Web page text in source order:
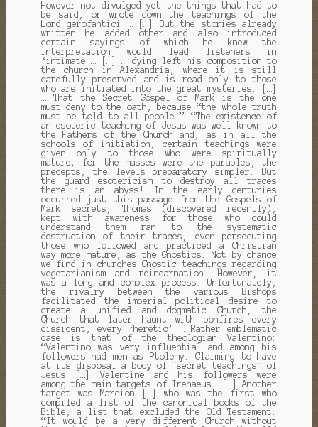
However not divulged yet the things that had to
be said, or wrote down the teachings of the
Lord gerofantici … […] But the stories already
written he added other and also introduced
certain sayings of which he knew the
interpretation would lead listeners in
‘intimate … […] … dying left his composition to
the church in Alexandria, where it is still
carefully preserved and is read only to those
who are initiated into the great mysteries.
… That the Secret Gospel of Mark is the one
must deny to the oath, because “the whole truth
must be told to all people.” “The existence of
an esoteric teaching of Jesus was well known to
the Fathers of the Churchand, as in all the
schools of initiation, certain teachings were
given only to those who were spiritually
mature; for the masses were the parables, the
precepts, the levels preparatory simpler. But
the guard esotericism to destroy all traces
there is an abyss!
In the early centuries
occurred just this passage from the Gospels of
Mark secrets, Thomas (discovered recently),
kept with awareness for those who could
understand them ran to the systematic
destruction of their traces, even persecuting
those who followed and practiced a Christian
waymore mature, as the Gnostics. Not by chance
we find in churches Gnostic teachings regarding
vegetarianism and reincarnation. However, it
was a long and complex process.Unfortunately,
the rivalry between the various Bishops
facilitated the imperial political desire to
create a unified and dogmatic Church, the
Church that later haunt with bonfires every
dissident, every ‘heretic’ … Rather emblematic
case is that of the theologian Valentino:
“Valentino was very influential andamong his
followers had men as Ptolemy.Claiming to have
at its disposal a body of “secret teachings” of
Jesus […] Valentine and his followers were
among the main targets of Irenaeus.
[…] Another
target was Marcion […] who was the first who
compiled a list of the canonical books of the
Bible, a list that excluded the Old Testament.
“It would be a very different Church without